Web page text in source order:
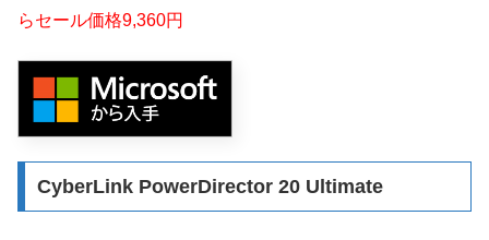
らセール価格9,360円
CyberLink PowerDirector 20 Ultimate